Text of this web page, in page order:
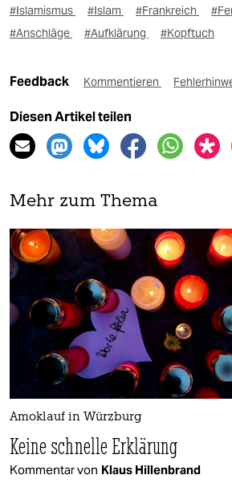
#Islamismus #Islam #Frankreich
#Anschläge
#Aufklärung #Kopftuch
Feedback Kommentieren
Diesen Artikel teilen
Mehr zum Thema
Amoklauf in Würzburg
Keine schnelle Erklärung
Kommentar von Klaus Hillenbrand